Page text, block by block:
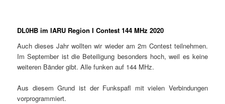
DL0HB im IARU Region I Contest 144 MHz 2020
Auch dieses Jahr wollten wir wieder am 2m Contest teilnehmen.
Im September ist die Beteiligung besonders hoch, weil es keine
weiteren Bänder gibt. Alle funken auf 144 MHz.
Aus diesem Grund ist der Funkspaﬂ mit vielen Verbindungen
vorprogrammiert.